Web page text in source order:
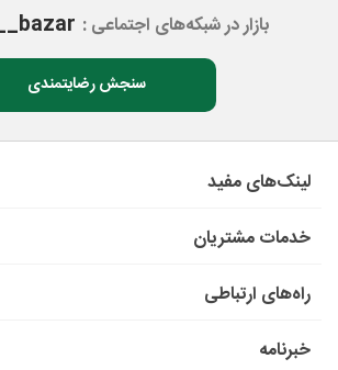
بازار در شبکه‌های اجتماعی :
سنجش رضایتمندی
لینک‌های مفید
خدمات مشتریان
راه‌های ارتباطی
خبرنامه